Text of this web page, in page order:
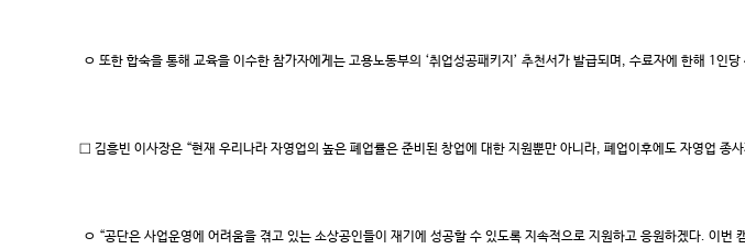
ㅇ 또한 합숙을 통해 교육을 이수한 참가자에게는 고용노동부의 ‘취업성공패키지’ 추천서가 발급되며, 수료자에 한해 1인
□ 김흥빈 이사장은 “현재 우리나라 자영업의 높은 폐업률은 준비된 창업에 대한 지원뿐만 아니라, 폐업이후에도 자영업 종
ㅇ “공단은 사업운영에 어려움을 겪고 있는 소상공인들이 재기에 성공할 수 있도록 지속적으로 지원하고 응원하겠다. 이번